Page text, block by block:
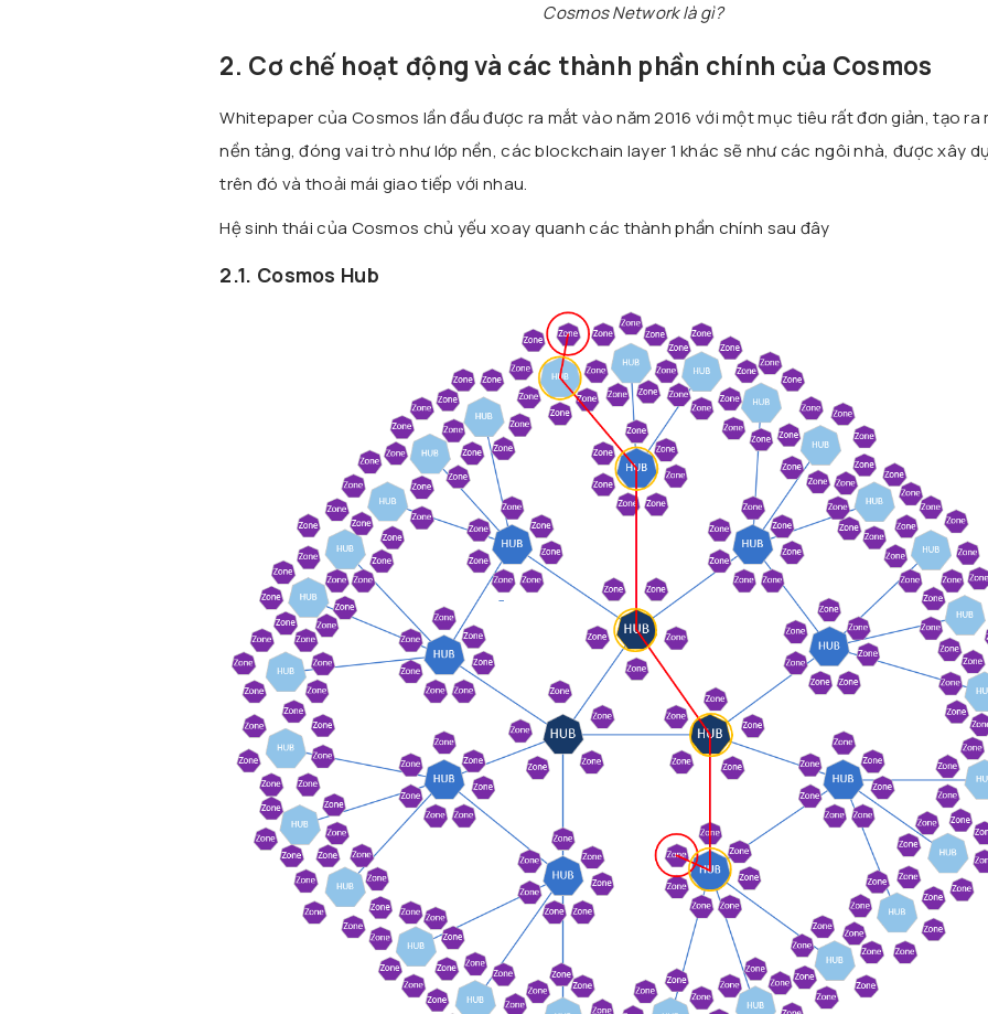
Cosmos Network là gì?
2. Cơ chế hoạt động và các thành phần chính của Cosmos
Whitepaper của Cosmos lần đầu được ra mắt vào năm 2016 với một mục tiêu rất đơn giản, tạo ra
nền tảng, đóng vai trò như lớp nền, các blockchain layer 1 khác sẽ như các ngôi nhà, được xây
trên đó và thoải mái giao tiếp với nhau.
Hệ sinh thái của Cosmos chủ yếu xoay quanh các thành phần chính sau đây
2.1. Cosmos Hub